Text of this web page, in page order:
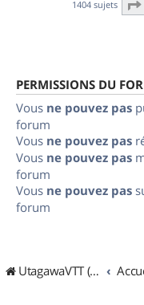
1404 sujets
PERMISSIONS DU
Vous ne pouvez pas
forum
Vous ne pouvez pas
Vous ne pouvez pas
forum
Vous ne pouvez pas
forum
UtagawaVTT (Randos VTT et VTTAE avec traces GPS)